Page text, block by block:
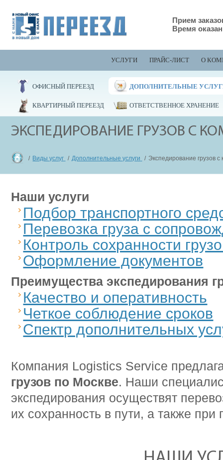
Прием
Время
УСЛУГИ ПРАЙС-ЛИСТ О
ОФИСНЫЙ ПЕРЕЕЗД ДОПОЛНИТЕЛЬНЫЕ
КВАРТИРНЫЙ ПЕРЕЕЗД ОТВЕТСТВЕННОЕ ХРАНЕНИЕ
ЭКСПЕДИРОВАНИЕ ГРУЗОВ С
Виды услуг Дополнительные услуги Экспедирование грузов
Наши услуги
Подбор транспортного
Перевозка груза с
Контроль сохранности
Оформление документов
Преимущества экспедирования
Качество и оперативность
Четкое соблюдение сроков
Спектр дополнительных
Компания Logistics Service
грузов по Москве. Наши
экспедирования осуществят
их сохранность в пути, а также при